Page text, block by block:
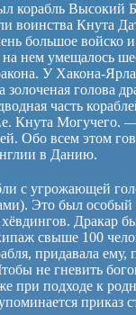
корабль Высокий
воинства Кнута
большое войско
на нем умещалось
У Хакона-
золоченая голова
часть
Кнута
Обо всем этом
в Данию.
с угрожающей
Это был
Дракар
свыше 100
придавала
не гневить
при подходе к
приказ